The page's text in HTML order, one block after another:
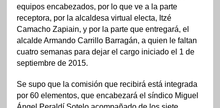
equipos encabezados, por lo que ve a la parte
receptora, por la alcaldesa virtual electa, Itzé
Camacho Zapiain, y por la parte que entregará, el
alcalde Armando Carrillo Barragán, a quien le faltan
cuatro semanas para dejar el cargo iniciado el 1 de
septiembre de 2015.
Se supo que la comisión que recibirá está integrada
por 60 elementos, que encabezará el síndico Miguel